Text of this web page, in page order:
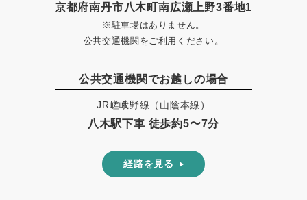
京都府南丹市八木町南広瀬上野3番地1
※駐車場はありません。
公共交通機関をご利用ください。
公共交通機関でお越しの場合
JR嵯峨野線（山陰本線）
八木駅下車 徒歩約5〜7分
経路を見る